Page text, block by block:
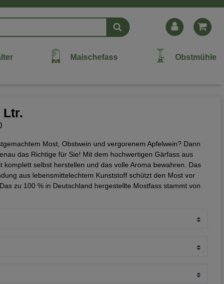
Maischefass Obstmühle
Ltr.
Most, Obstwein und vergorenem Apfelwein? Dann
das Richtige für Sie! Mit dem hochwertigen Gärfass aus
komplett selbst herstellen und das volle Aroma bewahren. Das
aus lebensmittelechtem Kunststoff schützt den Most vor
zu 100 % in Deutschland hergestellte Mostfass stammt von